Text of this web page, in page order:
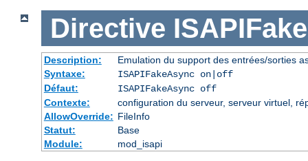
Directive
Description:
Emulation du support des entrées/sorties
Syntaxe:
ISAPIFakeAsync on|off
Défaut:
ISAPIFakeAsync off
Contexte:
configuration du serveur, serveur virtuel,
AllowOverride: FileInfo
Statut:
Base
Module:
mod_isapi